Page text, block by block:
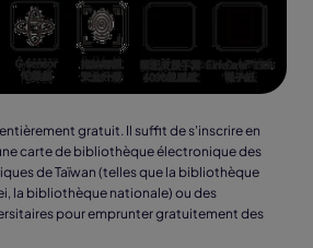
gratuit. Il suffit de s'inscrire en
carte de bibliothèque électronique des
de Taïwan (telles que la bibliothèque
la bibliothèque nationale) ou des
pour emprunter gratuitement des